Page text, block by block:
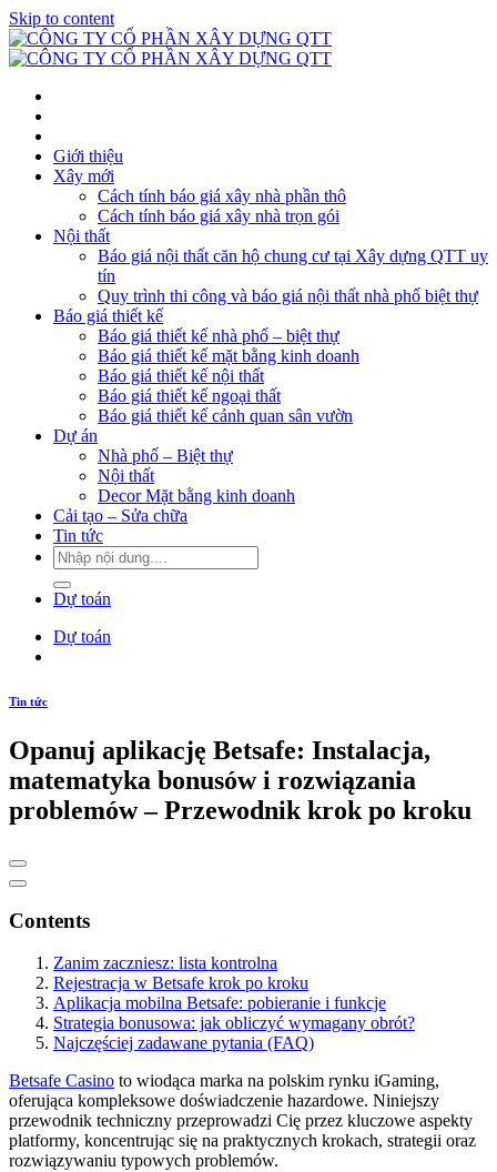
Skip to content
Giới thiệu
Xây mới
Cách tính báo giá xây nhà phần thô
Cách tính báo giá xây nhà trọn gói
Nội thất
Báo giá nội thất căn hộ chung cư tại Xây dựng QTT uy
tín
Quy trình thi công và báo giá nội thất nhà phố biệt thự
Báo giá thiết kế
Báo giá thiết kế nhà phố – biệt thự
Báo giá thiết kế mặt bằng kinh doanh
Báo giá thiết kế nội thất
Báo giá thiết kế ngoại thất
Báo giá thiết kế cảnh quan sân vườn
Dự án
Nhà phố – Biệt thự
Nội thất
Decor Mặt bằng kinh doanh
Cải tạo – Sửa chữa
Tin tức
Dự toán
Dự toán
Tin tức
Opanuj aplikację Betsafe: Instalacja,
matematyka bonusów i rozwiązania
problemów – Przewodnik krok po kroku
Contents
Zanim zaczniesz: lista kontrolna
Rejestracja w Betsafe krok po kroku
Aplikacja mobilna Betsafe: pobieranie i funkcje
Strategia bonusowa: jak obliczyć wymagany obrót?
Najczęściej zadawane pytania (FAQ)
Betsafe Casino to wiodąca marka na polskim rynku iGaming,
oferująca kompleksowe doświadczenie hazardowe. Niniejszy
przewodnik techniczny przeprowadzi Cię przez kluczowe aspekty
platformy, koncentrując się na praktycznych krokach, strategii oraz
rozwiązywaniu typowych problemów.